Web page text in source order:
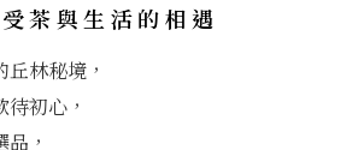
茶與生活的相遇
林秘境，
初心，
，